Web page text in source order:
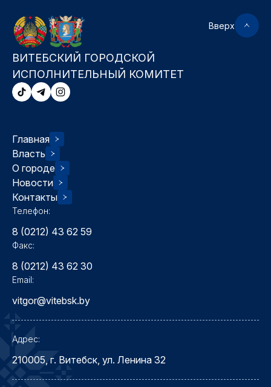
ВИТЕБСКИЙ ГОРОДСКОЙ
ИСПОЛНИТЕЛЬНЫЙ КОМИТЕТ
Вверх
Главная
Власть
О городе
Новости
Контакты
Телефон:
8 (0212) 43 62 59
Факс:
8 (0212) 43 62 30
Email:
vitgor@vitebsk.by
Адрес:
210005, г. Витебск, ул. Ленина 32